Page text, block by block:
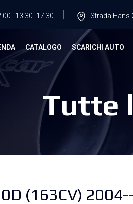
| 13.30 -17.30 Strada Hans
CATALOGO SCARICHI AUTO
Tutte
(163CV) 2004--